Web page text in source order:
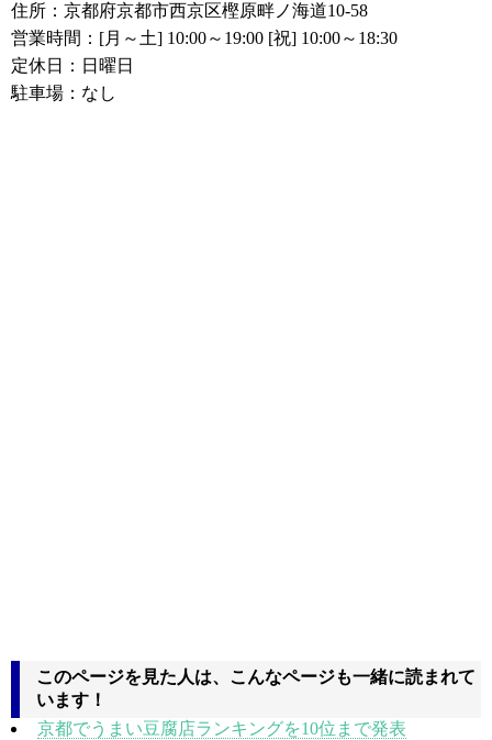
住所：京都府京都市西京区樫原畔ノ海道10-58
営業時間：[月～土] 10:00～19:00 [祝] 10:00～18:30
定休日：日曜日
駐車場：なし
このページを見た人は、こんなページも一緒に読まれて
います！
京都でうまい豆腐店ランキングを10位まで発表